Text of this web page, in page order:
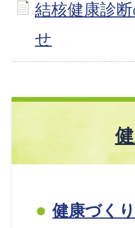
結核健康診
せ
健康づくり